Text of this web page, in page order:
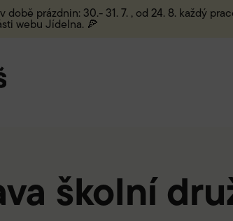
době prázdnin: 30.- 31. 7. , od 24. 8. každý
webu Jídelna. 🍕
školní